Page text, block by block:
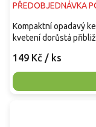
PŘEDOBJEDNÁVKA
149 Kč / ks
Kompaktní opadavý
kvetení dorůstá